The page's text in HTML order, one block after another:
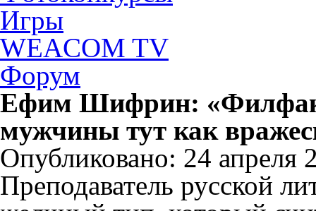
Игры
WEACOM TV
Форум
Ефим Шифрин: «Филфак
мужчины тут как
Опубликовано: 24 апреля
Преподаватель русской